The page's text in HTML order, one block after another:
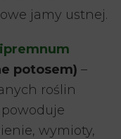
jamy ustnej.
potosem) –
roślin
wymioty,